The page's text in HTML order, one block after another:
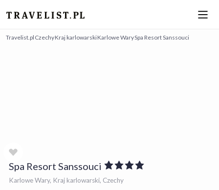
Travelist.pl CzechyKraj karlowarskiKarlowe WarySpa Resort Sanssouci
Spa Resort Sanssouci
Karlowe Wary, Kraj karlowarski, Czechy